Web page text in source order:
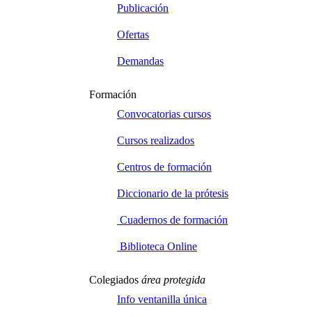
Publicación
Ofertas
Demandas
Formación
Convocatorias cursos
Cursos realizados
Centros de formación
Diccionario de la prótesis
Cuadernos de formación
Biblioteca Online
Colegiados área protegida
Info ventanilla única